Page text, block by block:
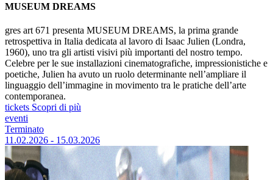
MUSEUM DREAMS
gres art 671 presenta MUSEUM DREAMS, la prima grande
retrospettiva in Italia dedicata al lavoro di Isaac Julien (Londra,
1960), uno tra gli artisti visivi più importanti del nostro tempo.
Celebre per le sue installazioni cinematografiche, impressionistiche e
poetiche, Julien ha avuto un ruolo determinante nell’ampliare il
linguaggio dell’immagine in movimento tra le pratiche dell’arte
contemporanea.
tickets Scopri di più
eventi
Terminato
11.02.2026 - 15.03.2026